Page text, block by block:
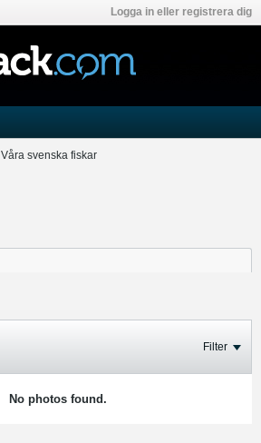
Logga in eller registrera dig
Våra svenska fiskar
Filter
No photos found.